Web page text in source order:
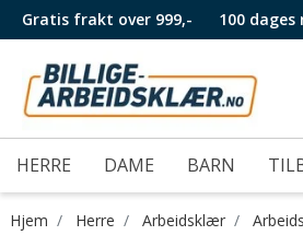
Gratis frakt over 999,- 100
HERRE DAME BARN
Hjem Herre Arbeidsklær